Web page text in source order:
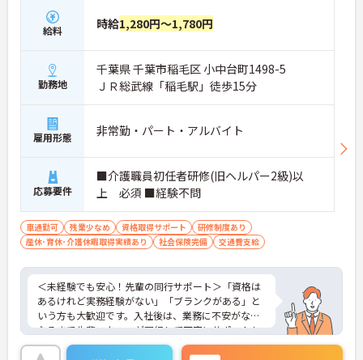
給料 時給1,280円～1,780円
勤務地
千葉県 千葉市稲毛区 小中台町1498-5
ＪＲ総武線「稲毛駅」徒歩15分
雇用形態 非常勤・パート・アルバイト
応募要件
■介護職員初任者研修(旧ヘルパー2級)以
上 必須 ■経験不問
車通勤可 残業少なめ 資格取得サポート
研修制度あり
産休･育休･介護休暇取得実績あり
社会保険完備 交通費支給
＜未経験でも安心！先輩の同行サポート＞「資格は
あるけれど実務経験がない」「ブランクがある」と
いう方も大歓迎です。入社後は、業務に不安がなく
なるまで先輩スタッフが同行して丁寧にサポートし
ます。実際に未経験からスタートしたスタッフも多